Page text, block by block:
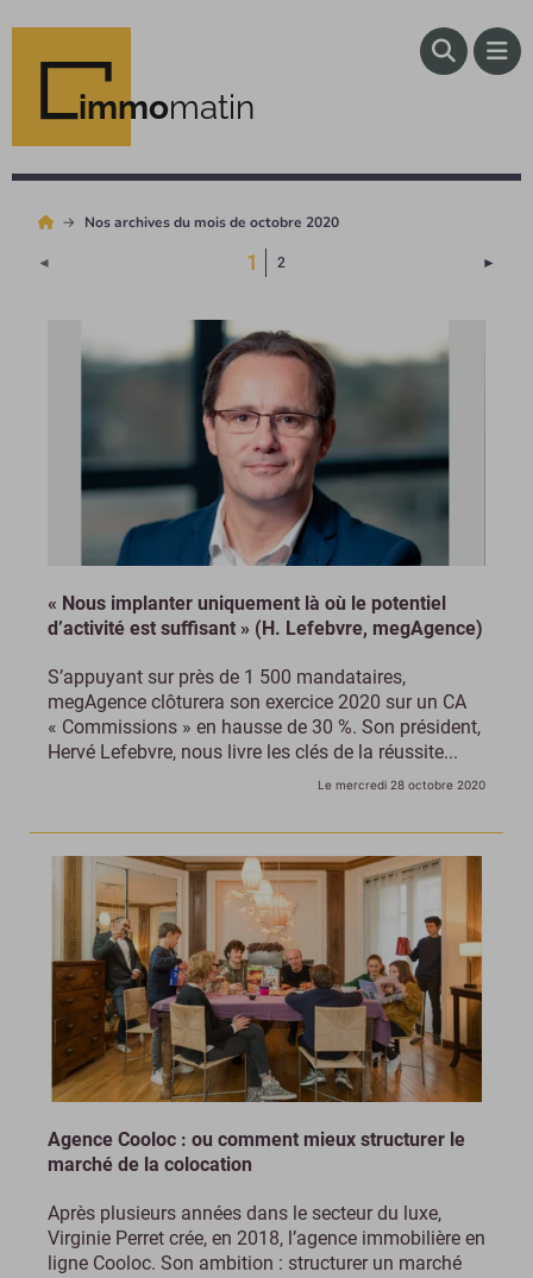
immomatin
Nos archives du mois de octobre 2020
◄ 1 (Page courante)
2 ►
« Nous implanter uniquement là où le potentiel
d’activité est suffisant » (H. Lefebvre, megAgence)
S’appuyant sur près de 1 500 mandataires,
megAgence clôturera son exercice 2020 sur un CA
« Commissions » en hausse de 30 %. Son président,
Hervé Lefebvre, nous livre les clés de la réussite...
Le mercredi 28 octobre 2020
Agence Cooloc : ou comment mieux structurer le
marché de la colocation
Après plusieurs années dans le secteur du luxe,
Virginie Perret crée, en 2018, l’agence immobilière en
ligne Cooloc. Son ambition : structurer un marché